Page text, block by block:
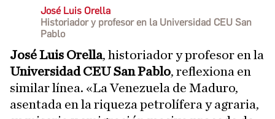
José Luis Orella
Historiador y profesor en la Universidad CEU San
Pablo
José Luis Orella, historiador y profesor en la
Universidad CEU San Pablo, reflexiona en
similar línea. «La Venezuela de Maduro,
asentada en la riqueza petrolífera y agraria,